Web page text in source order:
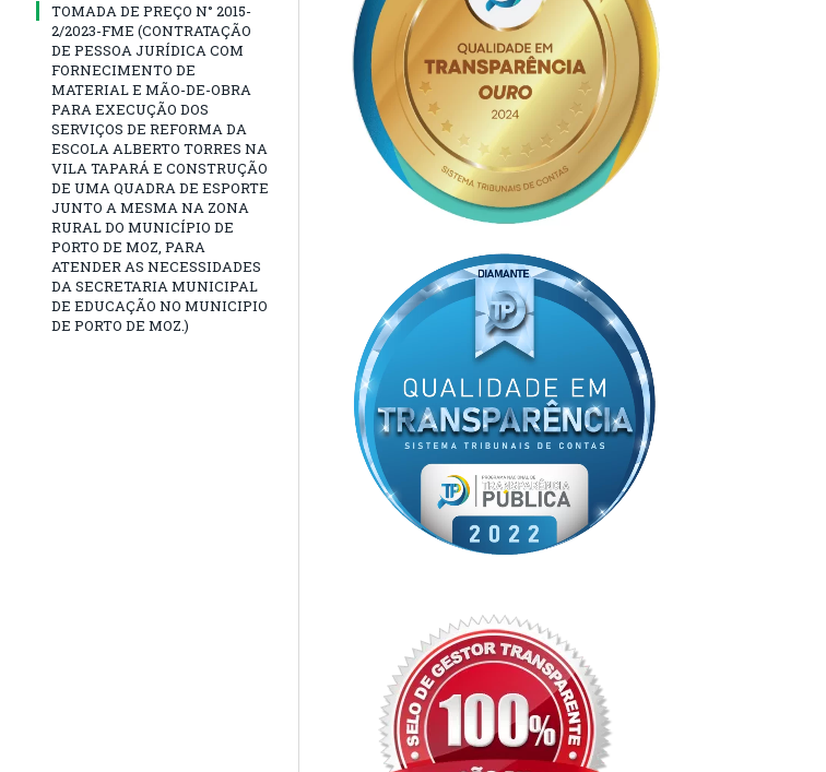
TOMADA DE PREÇO N° 2015-
2/2023-FME (CONTRATAÇÃO
DE PESSOA JURÍDICA COM
FORNECIMENTO DE
MATERIAL E MÃO-DE-OBRA
PARA EXECUÇÃO DOS
SERVIÇOS DE REFORMA DA
ESCOLA ALBERTO TORRES NA
VILA TAPARÁ E CONSTRUÇÃO
DE UMA QUADRA DE ESPORTE
JUNTO A MESMA NA ZONA
RURAL DO MUNICÍPIO DE
PORTO DE MOZ, PARA
ATENDER AS NECESSIDADES
DA SECRETARIA MUNICIPAL
DE EDUCAÇÃO NO MUNICIPIO
DE PORTO DE MOZ.)